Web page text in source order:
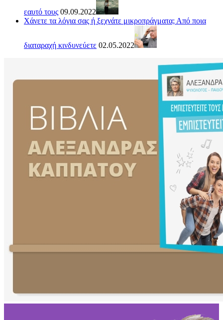
εαυτό τους 09.09.2022
Χάνετε τα λόγια σας ή ξεχνάτε μικροπράγματα; Από ποια
διαταραχή κινδυνεύετε 02.05.2022